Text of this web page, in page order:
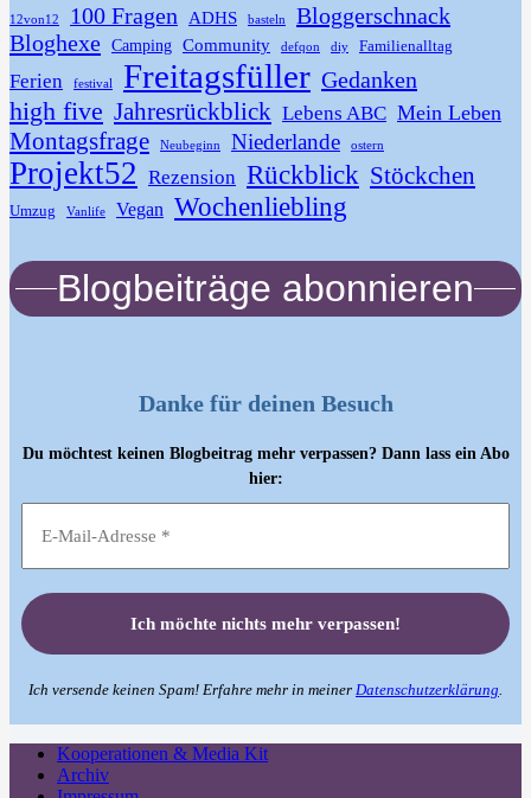
12von12 100 Fragen ADHS basteln
Bloggerschnack
Bloghexe Camping Community defqon diy Familienalltag
Ferien festival Freitagsfüller Gedanken
high five Jahresrückblick Lebens ABC Mein Leben
Montagsfrage Neubeginn Niederlande ostern
Projekt52 Rezension Rückblick Stöckchen
Umzug Vanlife Vegan Wochenliebling
Blogbeiträge abonnieren
Danke für deinen Besuch
Du möchtest keinen Blogbeitrag mehr verpassen? Dann lass ein Abo
hier:
Ich versende keinen Spam! Erfahre mehr in meiner Datenschutzerklärung
Kooperationen & Media Kit
Archiv